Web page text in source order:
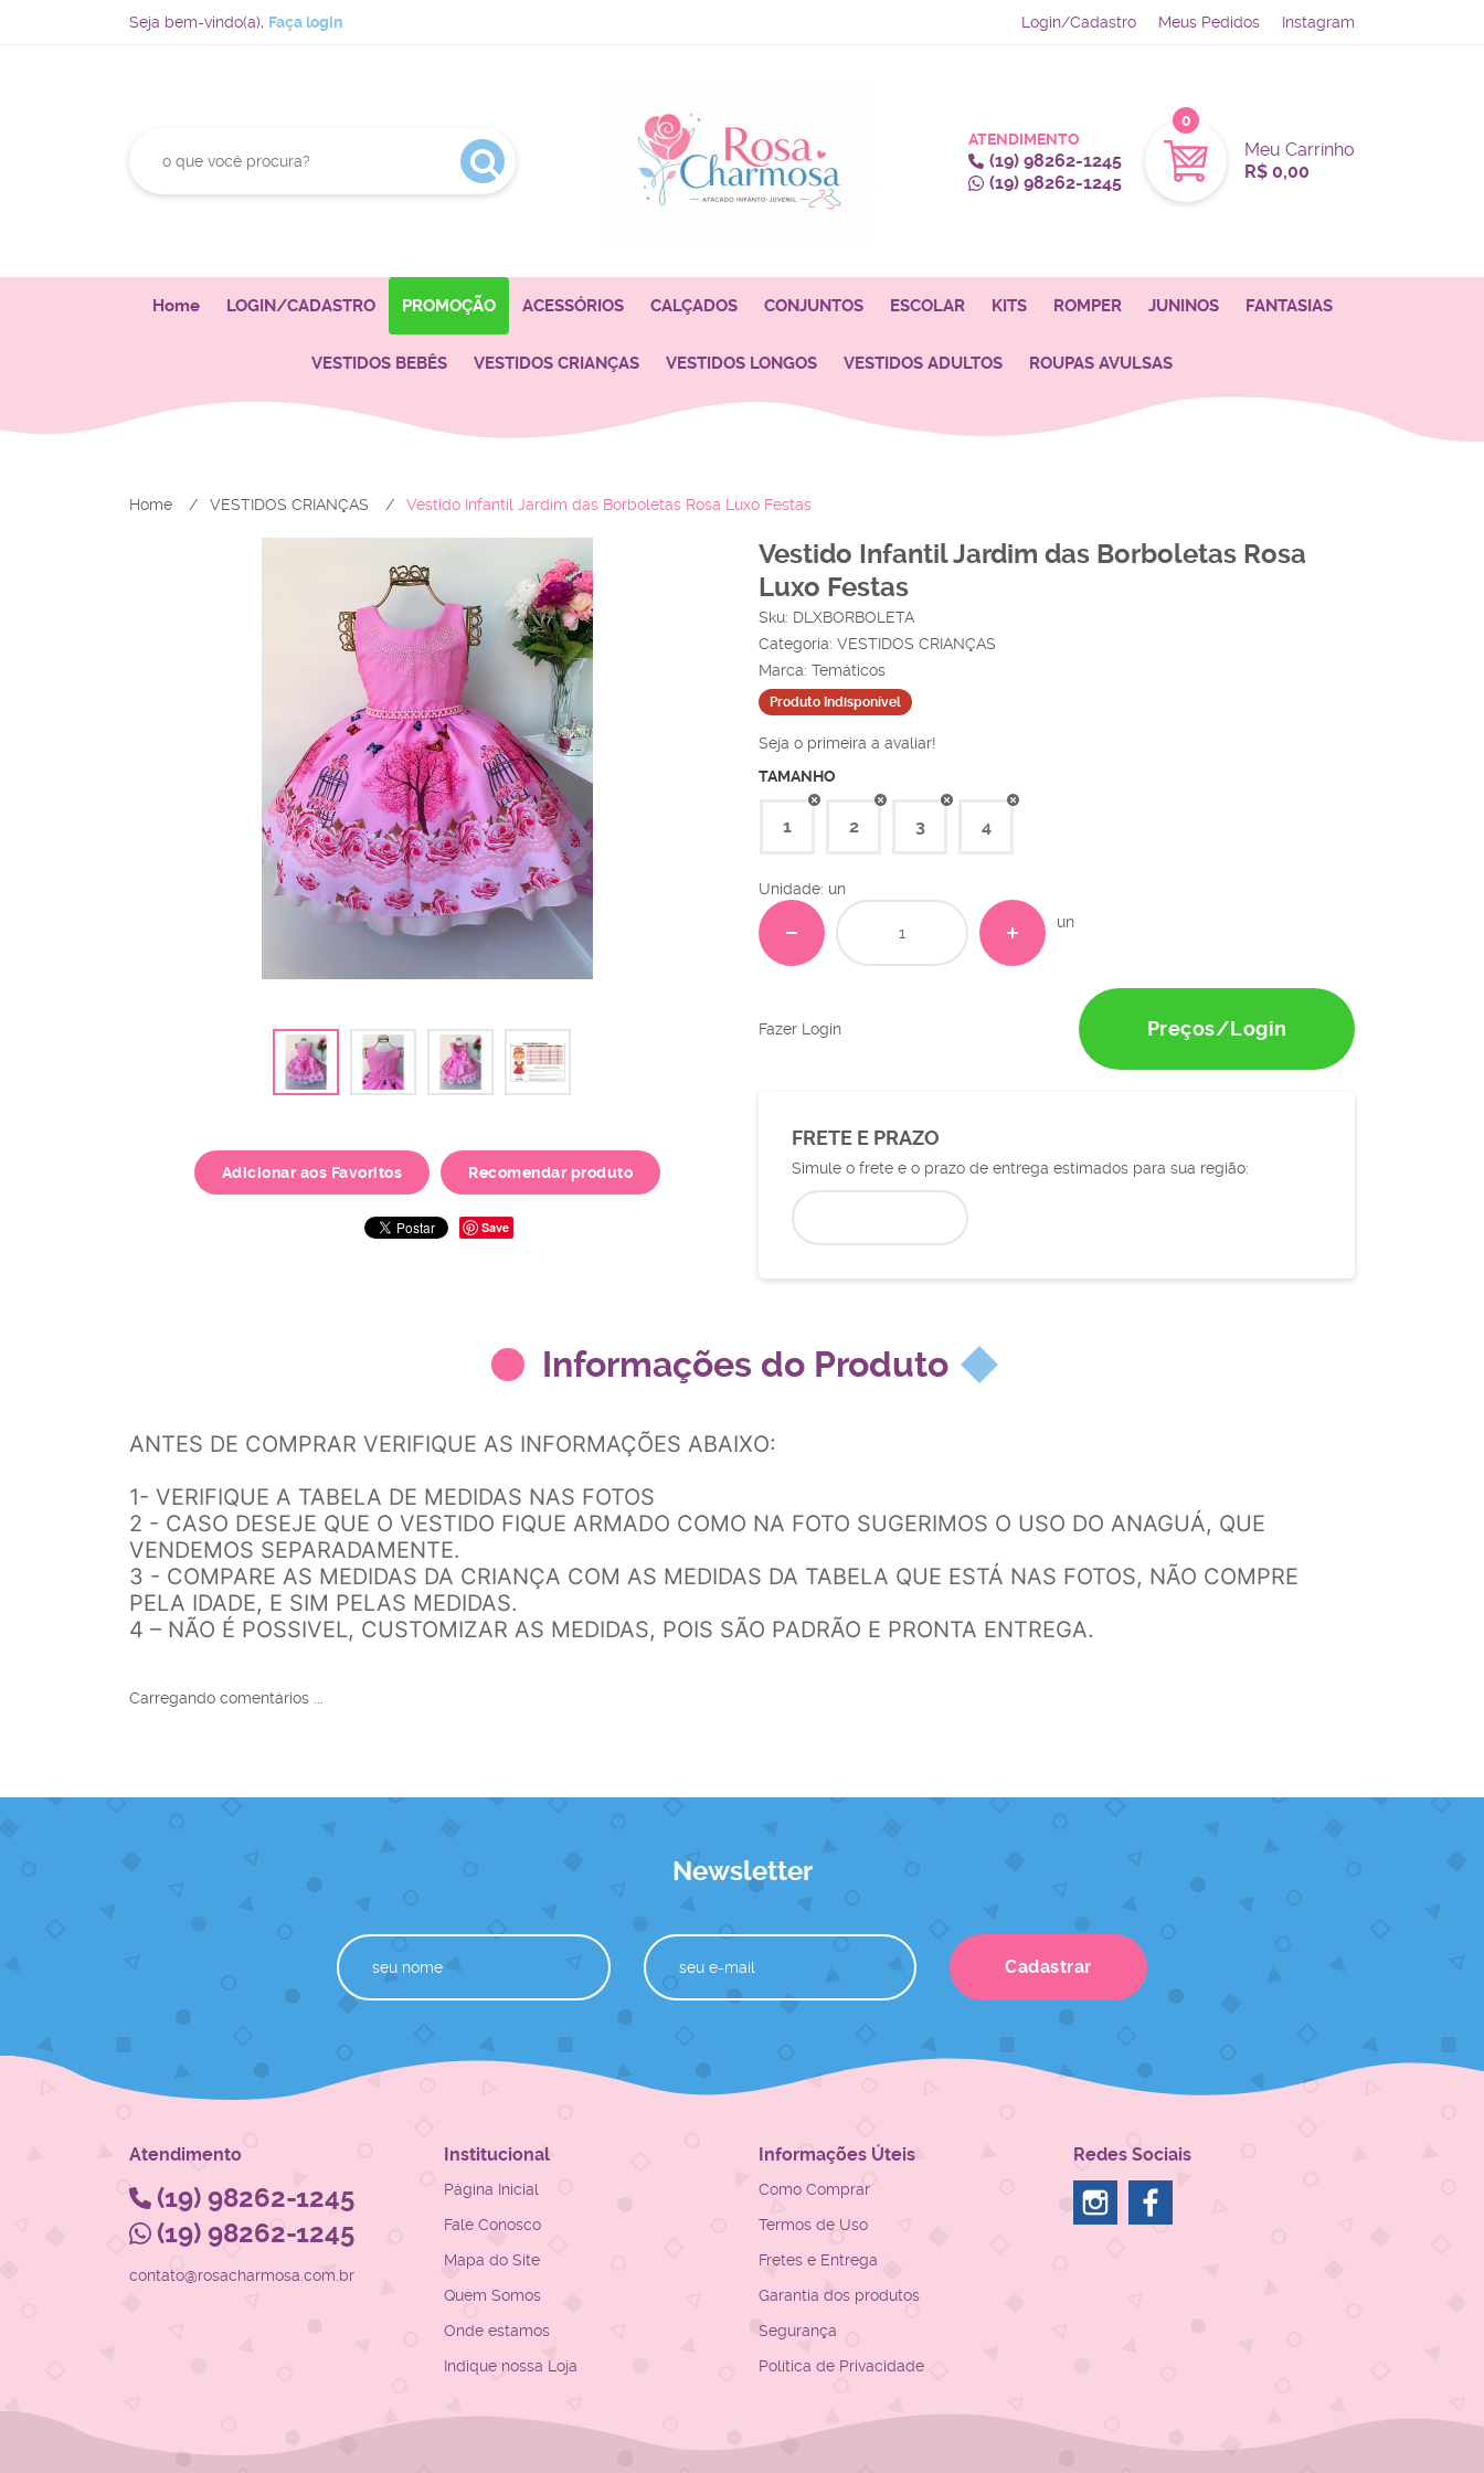
Seja bem-vindo(a), Faça login Login/Cadastro Meus Pedidos Instagram
ATENDIMENTO
(19)98262-1245
(19)98262-1245
Meu Carrinho
0
R$ 0,00
Home LOGIN/CADASTRO PROMOÇÃO ACESSÓRIOS CALÇADOS CONJUNTOS ESCOLAR KITS ROMPER JUNINOS FANTASIAS
VESTIDOS BEBÊS VESTIDOS CRIANÇAS VESTIDOS LONGOS VESTIDOS ADULTOS ROUPAS AVULSAS
Home VESTIDOS CRIANÇAS Vestido Infantil Jardim das Borboletas Rosa Luxo Festas
Adicionar aos Favoritos Recomendar produto
Save
Vestido Infantil Jardim das Borboletas Rosa
Luxo Festas
Sku: DLXBORBOLETA
Categoria: VESTIDOS CRIANÇAS
Marca: Temáticos
Produto Indisponível
Seja o primeira a avaliar!
TAMANHO
1 2 3 4
Unidade: un
un
Fazer Login Preços/Login
FRETE E PRAZO
Simule o frete e o prazo de entrega estimados para sua região:
Informações do Produto
ANTES DE COMPRAR VERIFIQUE AS INFORMAÇÕES ABAIXO:
1- VERIFIQUE A TABELA DE MEDIDAS NAS FOTOS
2 - CASO DESEJE QUE O VESTIDO FIQUE ARMADO COMO NA FOTO SUGERIMOS O USO DO ANAGUÁ, QUE
VENDEMOS SEPARADAMENTE.
3 - COMPARE AS MEDIDAS DA CRIANÇA COM AS MEDIDAS DA TABELA QUE ESTÁ NAS FOTOS, NÃO COMPRE
PELA IDADE, E SIM PELAS MEDIDAS.
4 – NÃO É POSSIVEL, CUSTOMIZAR AS MEDIDAS, POIS SÃO PADRÃO E PRONTA ENTREGA.
Carregando comentários ...
Newsletter
Cadastrar
Atendimento
(19) 98262-1245
(19) 98262-1245
contato@rosacharmosa.com.br
Institucional
Página Inicial
Fale Conosco
Mapa do Site
Quem Somos
Onde estamos
Indique nossa Loja
Informações Úteis
Como Comprar
Termos de Uso
Fretes e Entrega
Garantia dos produtos
Segurança
Política de Privacidade
Redes Sociais